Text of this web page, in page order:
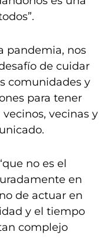
pandemia, nos
de cuidar
comunidades y
para tener
vecinas y
no es el
en
de actuar en
y el tiempo
complejo